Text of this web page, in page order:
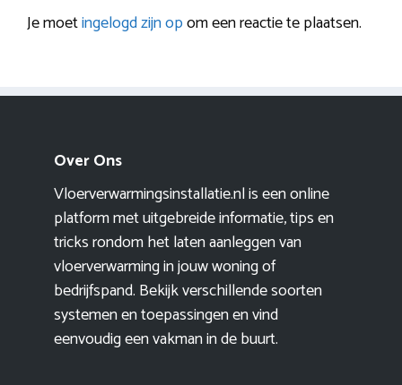
Je moetingelogd zijn opom een reactie te plaatsen.
Over Ons
Vloerverwarmingsinstallatie.nl is een online
platform met uitgebreide informatie, tips en
tricks rondom het laten aanleggen van
vloerverwarming in jouw woning of
bedrijfspand. Bekijk verschillende soorten
systemen en toepassingen en vind
eenvoudig een vakman in de buurt.